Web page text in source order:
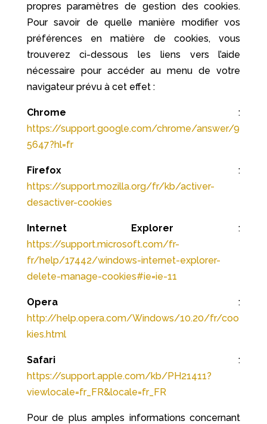
propres paramètres de gestion des cookies.
Pour savoir de quelle manière modifier vos
préférences en matière de cookies, vous
trouverez ci-dessous les liens vers l’aide
nécessaire pour accéder au menu de votre
navigateur prévu à cet effet :
Chrome :
https://support.google.com/chrome/answer/9
5647?hl=fr
Firefox:
https://support.mozilla.org/fr/kb/activer-
desactiver-cookies
Internet Explorer :
https://support.microsoft.com/fr-
fr/help/17442/windows-internet-explorer-
delete-manage-cookies#ie=ie-11
Opera:
http://help.opera.com/Windows/10.20/fr/coo
kies.html
Safari:
https://support.apple.com/kb/PH21411?
viewlocale=fr_FR&locale=fr_FR
Pour de plus amples informations concernant